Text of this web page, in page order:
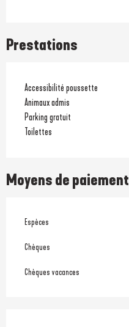
Prestations
Accessibilité poussette
Animaux admis
Parking gratuit
Toilettes
Moyens de paiement
Espèces
Chèques
Chèques vacances